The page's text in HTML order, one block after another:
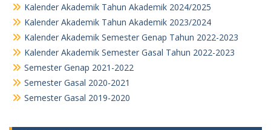
Kalender Akademik Tahun Akademik 2024/2025
Kalender Akademik Tahun Akademik 2023/2024
Kalender Akademik Semester Genap Tahun 2022-2023
Kalender Akademik Semester Gasal Tahun 2022-2023
Semester Genap 2021-2022
Semester Gasal 2020-2021
Semester Gasal 2019-2020